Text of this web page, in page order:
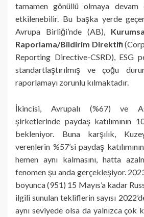
tamamen gönüllü olmaya devam
etkilenebilir. Bu başka yerde
Avrupa Birliği’nde (AB),
Raporlama/Bildirim Direktifi
Reporting Directive-CSRD), ESG
standartlaştırılmış ve çoğu
raporlamayı zorunlu kılmaktadır.
İkincisi, Avrupalı (%67) ve
şirketlerinde paydaş katılımının
bekleniyor. Buna karşılık,
verenlerin %57’si paydaş
hemen aynı kalmasını, hatta
fenomen şu anda gerçekleşiyor.
boyunca (951) 15 Mayıs’a kadar
ilgili sunulan tekliflerin sayısı
aynı seviyede olsa da yalnızca çok